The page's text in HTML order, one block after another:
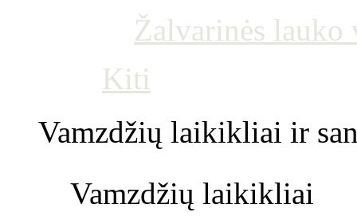
Žalvarinės lauko
Kiti
Vamzdžių laikikliai ir
Vamzdžių laikikliai